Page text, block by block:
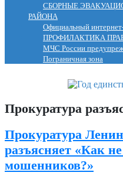
СБОРНЫЕ
РАЙОНА
Официальный
ПРОФИЛАКТИКА
МЧС России
Пограничная зона
Прокуратура
Прокуратура
разъясняет «Как
мошенников?»